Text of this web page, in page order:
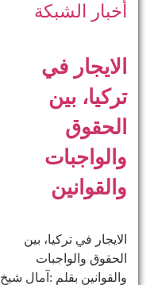
أخبار الشبكة
الايجار في
تركيا، بين
الحقوق
والواجبات
والقوانين
الايجار في تركيا، بين
الحقوق والواجبات
والقوانين بقلم :آمال شيخ